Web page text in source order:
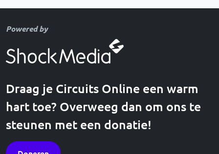
Powered by
Draag je Circuits Online een warm
hart toe? Overweeg dan om ons te
steunen met een donatie!